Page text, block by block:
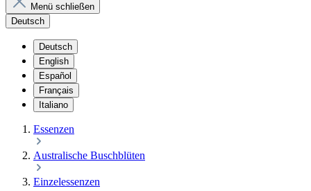
Menü schließen
Deutsch
Deutsch
English
Español
Français
Italiano
Essenzen
Australische Buschblüten
Einzelessenzen